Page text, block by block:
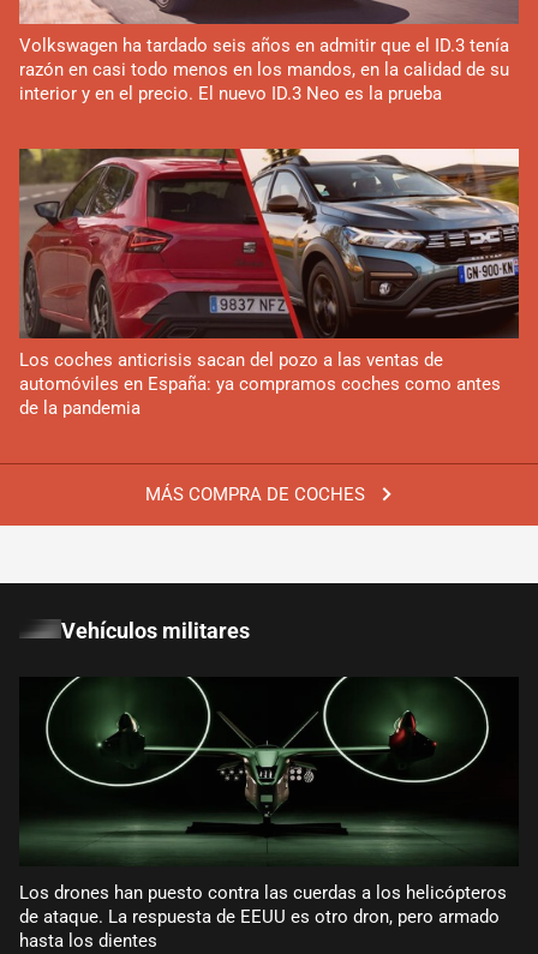
MÁS COMPRA DE COCHES
Volkswagen ha tardado seis años en admitir que el ID.3 tenía
razón en casi todo menos en los mandos, en la calidad de su
interior y en el precio. El nuevo ID.3 Neo es la prueba
Los coches anticrisis sacan del pozo a las ventas de
automóviles en España: ya compramos coches como antes
de la pandemia
Vehículos militares
Los drones han puesto contra las cuerdas a los helicópteros
de ataque. La respuesta de EEUU es otro dron, pero armado
hasta los dientes